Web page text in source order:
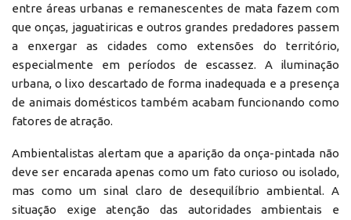
entre áreas urbanas e remanescentes de mata fazem com
que onças, jaguatiricas e outros grandes predadores passem
a enxergar as cidades como extensões do território,
especialmente em períodos de escassez. A iluminação
urbana, o lixo descartado de forma inadequada e a presença
de animais domésticos também acabam funcionando como
fatores de atração.
Ambientalistas alertam que a aparição da onça-pintada não
deve ser encarada apenas como um fato curioso ou isolado,
mas como um sinal claro de desequilíbrio ambiental. A
situação exige atenção das autoridades ambientais e